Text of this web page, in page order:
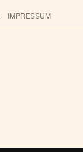
IMPRESSUM